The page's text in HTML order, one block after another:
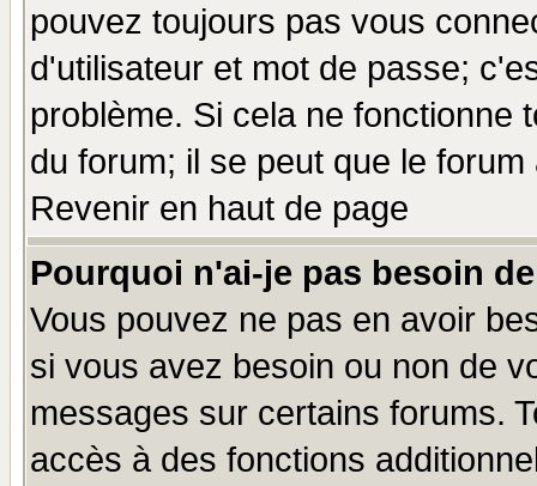
pouvez toujours pas vous
d'utilisateur et mot de passe;
problème. Si cela ne fonctionne
du forum; il se peut que le
Revenir en haut de page
Pourquoi n'ai-je pas besoin
Vous pouvez ne pas en avoir
si vous avez besoin ou non de
messages sur certains forums.
accès à des fonctions